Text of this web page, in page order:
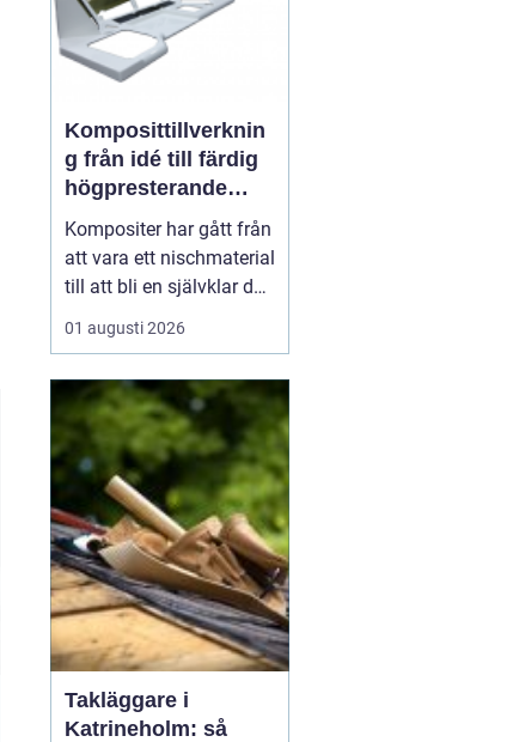
Komposittillverknin
g från idé till färdig
högpresterande
produkt
Kompositer har gått från
att vara ett nischmaterial
till att bli en självklar del
i allt från vindkraftverk
och tåg till
specialfordon.
Komposittillverkning
handlar om att
kombinera två eller fler
material för att skapa
något som...
01 augusti 2026
Takläggare i
Katrineholm: så